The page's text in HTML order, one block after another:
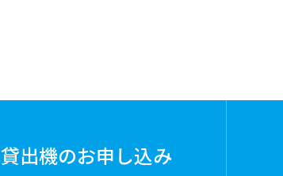
貸出機のお申し込み